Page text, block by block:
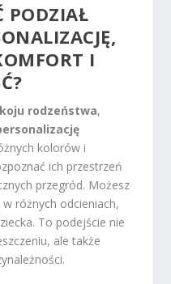
PODZIAŁ
I
rodzeństwa,
kolorów i
ich przestrzeń
przegród. Możesz
różnych odcieniach,
To podejście nie
ale także